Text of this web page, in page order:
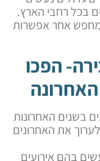
בכל רחבי הארץ.
מחפש אחר אפשרות
הפכו
בשנים האחרונות
את האחרונים
בהם אירועים